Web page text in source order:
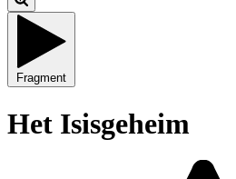
Fragment
Het Isisgeheim